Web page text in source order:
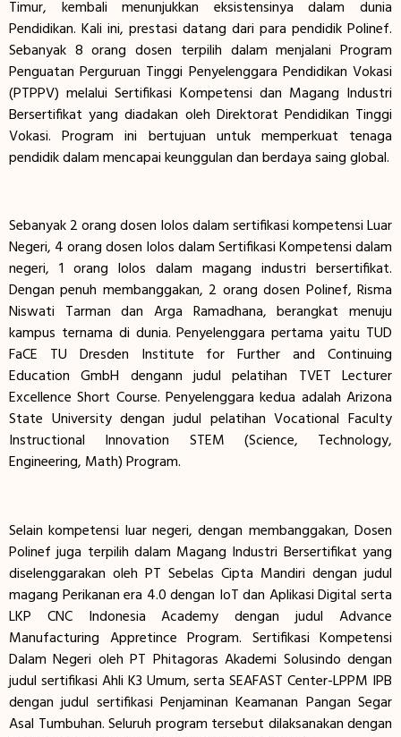
Timur, kembali menunjukkan eksistensinya dalam dunia
Pendidikan. Kali ini, prestasi datang dari para pendidik Polinef.
Sebanyak 8 orang dosen terpilih dalam menjalani Program
Penguatan Perguruan Tinggi Penyelenggara Pendidikan Vokasi
(PTPPV) melalui Sertifikasi Kompetensi dan Magang Industri
Bersertifikat yang diadakan oleh Direktorat Pendidikan Tinggi
Vokasi. Program ini bertujuan untuk memperkuat tenaga
pendidik dalam mencapai keunggulan dan berdaya saing global.
Sebanyak 2 orang dosen lolos dalam sertifikasi kompetensi Luar
Negeri, 4 orang dosen lolos dalam Sertifikasi Kompetensi dalam
negeri, 1 orang lolos dalam magang industri bersertifikat.
Dengan penuh membanggakan, 2 orang dosen Polinef, Risma
Niswati Tarman dan Arga Ramadhana, berangkat menuju
kampus ternama di dunia. Penyelenggara pertama yaitu TUD
FaCE TU Dresden Institute for Further and Continuing
Education GmbH dengann judul pelatihan TVET Lecturer
Excellence Short Course. Penyelenggara kedua adalah Arizona
State University dengan judul pelatihan Vocational Faculty
Instructional Innovation STEM (Science, Technology,
Engineering, Math) Program.
Selain kompetensi luar negeri, dengan membanggakan, Dosen
Polinef juga terpilih dalam Magang Industri Bersertifikat yang
diselenggarakan oleh PT Sebelas Cipta Mandiri dengan judul
magang Perikanan era 4.0 dengan IoT dan Aplikasi Digital serta
LKP CNC Indonesia Academy dengan judul Advance
Manufacturing Appretince Program. Sertifikasi Kompetensi
Dalam Negeri oleh PT Phitagoras Akademi Solusindo dengan
judul sertifikasi Ahli K3 Umum, serta SEAFAST Center-LPPM IPB
dengan judul sertifikasi Penjaminan Keamanan Pangan Segar
Asal Tumbuhan. Seluruh program tersebut dilaksanakan dengan